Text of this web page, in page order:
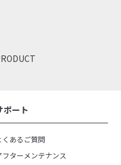
ポート
くあるご質問
フターメンテナンス